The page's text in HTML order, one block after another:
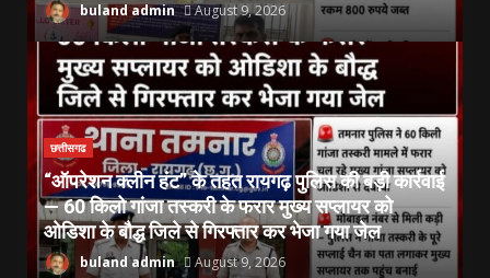
buland admin August 9, 2026
छत्तीसगढ
“ऑपरेशन क्लीन हंट” के तहत रायगढ़ पुलिस की बड़ी कार्रवाई
— 60 किलो गांजा तस्करी के फरार मुख्य सप्लायर को
ओडिशा के बौद्ध जिले से गिरफ्तार कर भेजा गया जेल
buland admin August 9, 2026